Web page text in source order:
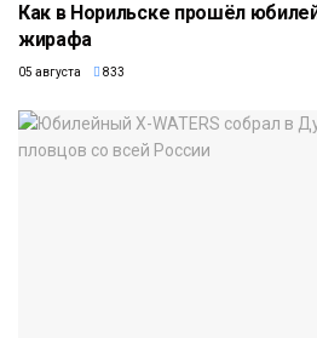
Как в Норильске прошёл
жирафа
05 августа 833